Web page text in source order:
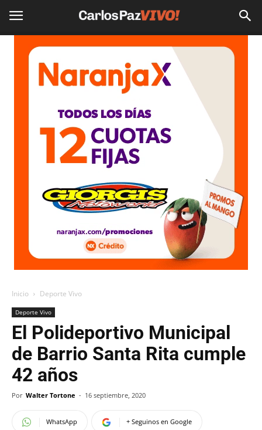
Inicio Deporte Vivo
Deporte Vivo
El Polideportivo Municipal
de Barrio Santa Rita cumple
42 años
Por Walter Tortone - 16 septiembre, 2020
WhatsApp + Seguinos en Google